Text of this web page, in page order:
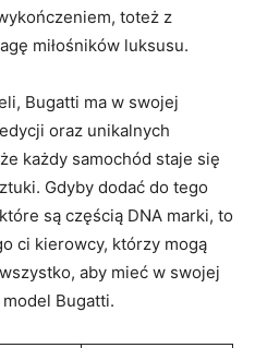
toteż z
miłośników ​luksusu.
Bugatti ma w swojej
‍oraz unikalnych
każdy samochód staje ‍się
Gdyby‍ dodać do tego
są⁢ częścią DNA marki, to
ci kierowcy, ⁣którzy mogą
⁣aby mieć w swojej
Bugatti.